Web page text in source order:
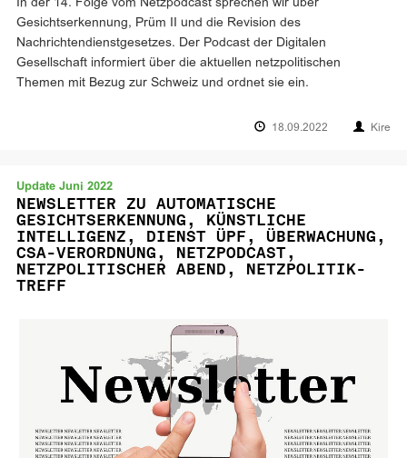
In der 14. Folge vom Netzpodcast sprechen wir über
Gesichtserkennung, Prüm II und die Revision des
Nachrichtendienstgesetzes. Der Podcast der Digitalen
Gesellschaft informiert über die aktuellen netzpolitischen
Themen mit Bezug zur Schweiz und ordnet sie ein.
18.09.2022 Kire
Update Juni 2022
NEWSLETTER ZU AUTOMATISCHE
GESICHTSERKENNUNG, KÜNSTLICHE
INTELLIGENZ, DIENST ÜPF, ÜBERWACHUNG,
CSA-VERORDNUNG, NETZPODCAST,
NETZPOLITISCHER ABEND, NETZPOLITIK-
TREFF